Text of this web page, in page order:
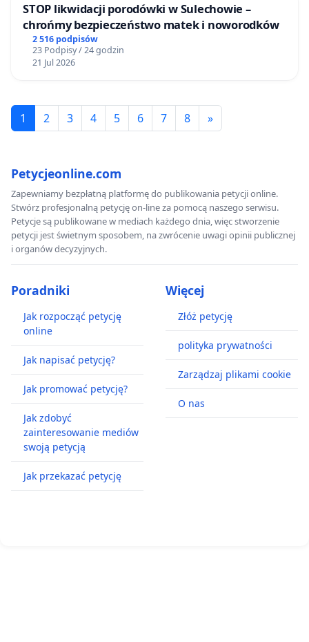
STOP likwidacji porodówki w Sulechowie –
chrońmy bezpieczeństwo matek i noworodków
2 516 podpisów
23 Podpisy / 24 godzin
21 Jul 2026
1 2 3 4 5 6 7 8 »
Petycjeonline.com
Zapewniamy bezpłatną platformę do publikowania petycji online.
Stwórz profesjonalną petycję on-line za pomocą naszego serwisu.
Petycje są publikowane w mediach każdego dnia, więc stworzenie
petycji jest świetnym sposobem, na zwrócenie uwagi opinii publicznej
i organów decyzyjnych.
Poradniki
Jak rozpocząć petycję
online
Jak napisać petycję?
Jak promować petycję?
Jak zdobyć
zainteresowanie mediów
swoją petycją
Jak przekazać petycję
Więcej
Złóż petycję
polityka prywatności
Zarządzaj plikami cookie
O nas